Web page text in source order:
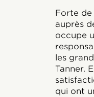
Forte de
auprès
occupe
les
Tanner.
qui ont